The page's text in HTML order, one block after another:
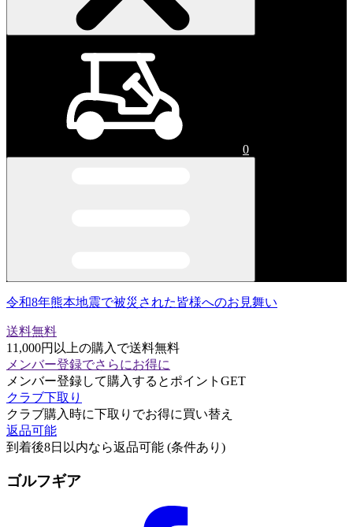
0
令和8年熊本地震で被災された皆様へのお見舞い
送料無料
11,000円以上の購入で送料無料
メンバー登録でさらにお得に
メンバー登録して購入するとポイントGET
クラブ下取り
クラブ購入時に下取りでお得に買い替え
返品可能
到着後8日以内なら返品可能 (条件あり)
ゴルフギア